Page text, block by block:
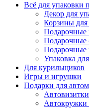
Всё для упаковки
Декор для
Корзины для
Подарочные
Подарочные
Подарочные
Упаковка
Для курильщиков
Игры и игрушки
Подарки для
Автокружки